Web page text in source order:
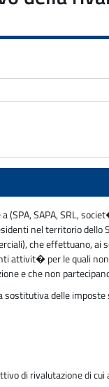
(SPA, SAPA, SRL,
nel territorio
che effettuano, ai
attivit� per le quali
e che non
delle
di rivalutazione di